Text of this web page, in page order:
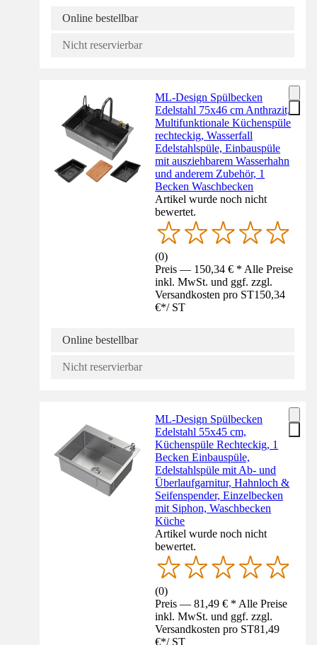
Online bestellbar
Nicht reservierbar
ML-Design Spülbecken
Edelstahl 75x46 cm Anthrazit,
Multifunktionale Küchenspüle
rechteckig, Wasserfall
Edelstahlspüle, Einbauspüle
mit ausziehbarem Wasserhahn
und anderem Zubehör, 1
Becken Waschbecken
Artikel wurde noch nicht
bewertet.
(0)
Preis — 150,34 € * Alle Preise
inkl. MwSt. und ggf. zzgl.
Versandkosten pro ST150,34
€*/ ST
Online bestellbar
Nicht reservierbar
ML-Design Spülbecken
Edelstahl 55x45 cm,
Küchenspüle Rechteckig, 1
Becken Einbauspüle,
Edelstahlspüle mit Ab- und
Überlaufgarnitur, Hahnloch &
Seifenspender, Einzelbecken
mit Siphon, Waschbecken
Küche
Artikel wurde noch nicht
bewertet.
(0)
Preis — 81,49 € * Alle Preise
inkl. MwSt. und ggf. zzgl.
Versandkosten pro ST81,49
€*/ ST